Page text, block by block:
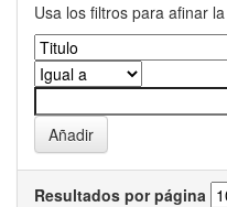
Usa los filtros para afinar
Resultados por página